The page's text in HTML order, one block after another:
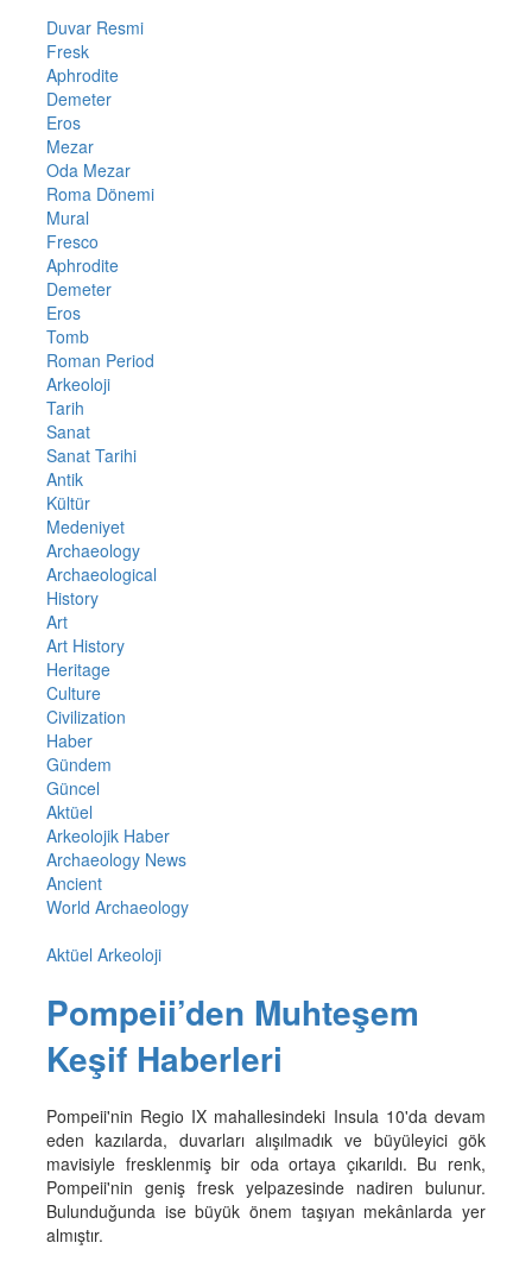
Duvar Resmi
Fresk
Aphrodite
Demeter
Eros
Mezar
Oda Mezar
Roma Dönemi
Mural
Fresco
Aphrodite
Demeter
Eros
Tomb
Roman Period
Arkeoloji
Tarih
Sanat
Sanat Tarihi
Antik
Kültür
Medeniyet
Archaeology
Archaeological
History
Art
Art History
Heritage
Culture
Civilization
Haber
Gündem
Güncel
Aktüel
Arkeolojik Haber
Archaeology News
Ancient
World Archaeology
Aktüel Arkeoloji
Pompeii’den Muhteşem
Keşif Haberleri
Pompeii'nin Regio IX mahallesindeki Insula 10'da devam
eden kazılarda, duvarları alışılmadık ve büyüleyici gök
mavisiyle fresklenmiş bir oda ortaya çıkarıldı. Bu renk,
Pompeii'nin geniş fresk yelpazesinde nadiren bulunur.
Bulunduğunda ise büyük önem taşıyan mekânlarda yer
almıştır.